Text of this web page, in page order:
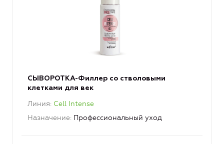
СЫВОРОТКА-Филлер со стволовыми
клетками для век
Линия Cell Intense
Назначение Профессиональный уход